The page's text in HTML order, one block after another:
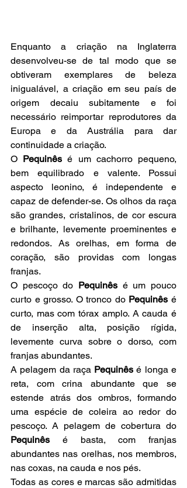
Enquanto a criação na Inglaterra
desenvolveu-se de tal modo que se
obtiveram exemplares de beleza
inigualável, a criação em seu país de
origem decaiu subitamente e foi
necessário reimportar reprodutores da
Europa e da Austrália para dar
continuidade a criação.
O Pequinês é um cachorro pequeno,
bem equilibrado e valente. Possui
aspecto leonino, é independente e
capaz de defender-se. Os olhos da raça
são grandes, cristalinos, de cor escura
e brilhante, levemente proeminentes e
redondos. As orelhas, em forma de
coração, são providas com longas
franjas.
O pescoço do Pequinês é um pouco
curto e grosso. O tronco do Pequinês é
curto, mas com tórax amplo. A cauda é
de inserção alta, posição rígida,
levemente curva sobre o dorso, com
franjas abundantes.
A pelagem da raça Pequinês é longa e
reta, com crina abundante que se
estende atrás dos ombros, formando
uma espécie de coleira ao redor do
Pequinês é basta, com franjas
abundantes nas orelhas, nos membros,
nas coxas, na cauda e nos pés.
Todas as cores e marcas são admitidas